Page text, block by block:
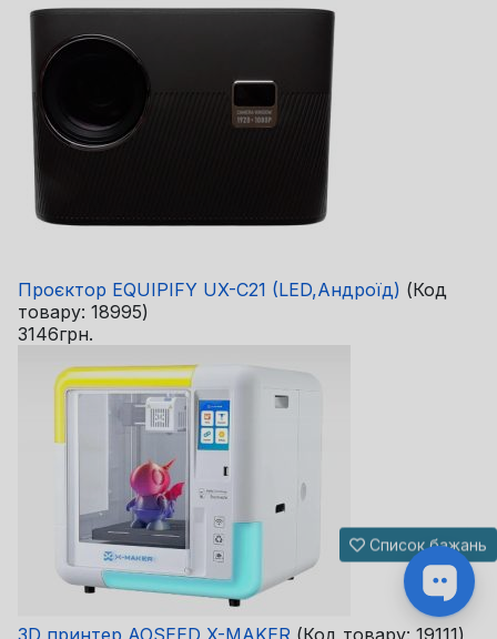
Проєктор EQUIPIFY UX-C21 (LED,Андроїд) (Код
товару: 18995)
3146грн.
3D принтер AOSEED X-MAKER (Код товару: 19111)
Список бажань